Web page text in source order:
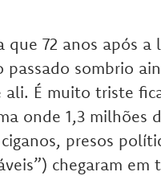
que 72 anos após a
passado sombrio
ali. É muito triste
onde 1,3 milhões
presos
chegaram em